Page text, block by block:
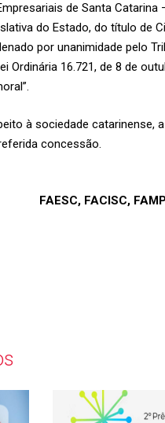
de Santa
do Estado, do título de
por unanimidade pelo
Ordinária 16.721, de 8 de
à sociedade
concessão.
FAESC, FACISC,